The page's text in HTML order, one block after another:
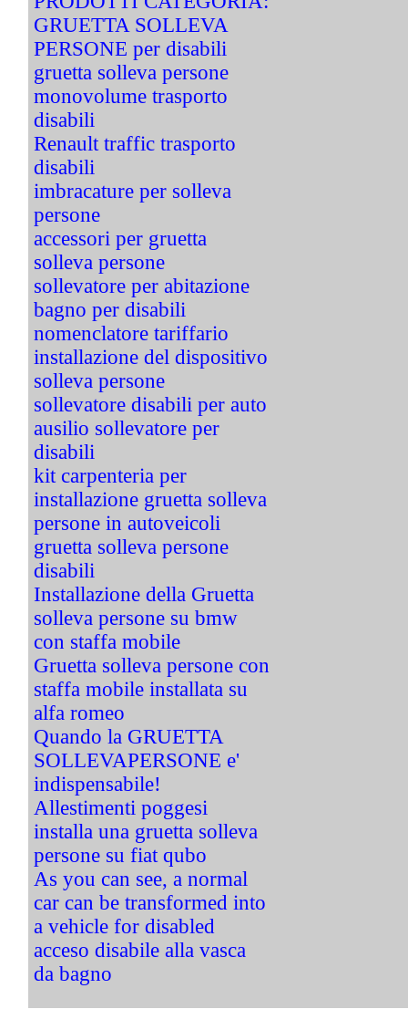
GRUETTA SOLLEVA
PERSONE per disabili
gruetta solleva persone
monovolume trasporto
disabili
Renault traffic trasporto
disabili
imbracature per solleva
persone
accessori per gruetta
solleva persone
sollevatore per abitazione
bagno per disabili
nomenclatore tariffario
installazione del dispositivo
solleva persone
sollevatore disabili per auto
ausilio sollevatore per
disabili
kit carpenteria per
installazione gruetta solleva
persone in autoveicoli
gruetta solleva persone
disabili
Installazione della Gruetta
solleva persone su bmw
con staffa mobile
Gruetta solleva persone con
staffa mobile installata su
alfa romeo
Quando la GRUETTA
SOLLEVAPERSONE e'
indispensabile!
Allestimenti poggesi
installa una gruetta solleva
persone su fiat qubo
As you can see, a normal
car can be transformed into
a vehicle for disabled
acceso disabile alla vasca
da bagno